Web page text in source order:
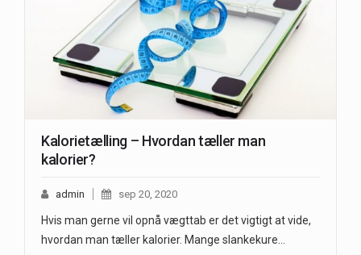
Kalorietælling – Hvordan tæller man
kalorier?
admin sep 20, 2020
Hvis man gerne vil opnå vægttab er det vigtigt at vide,
hvordan man tæller kalorier. Mange slankekure…